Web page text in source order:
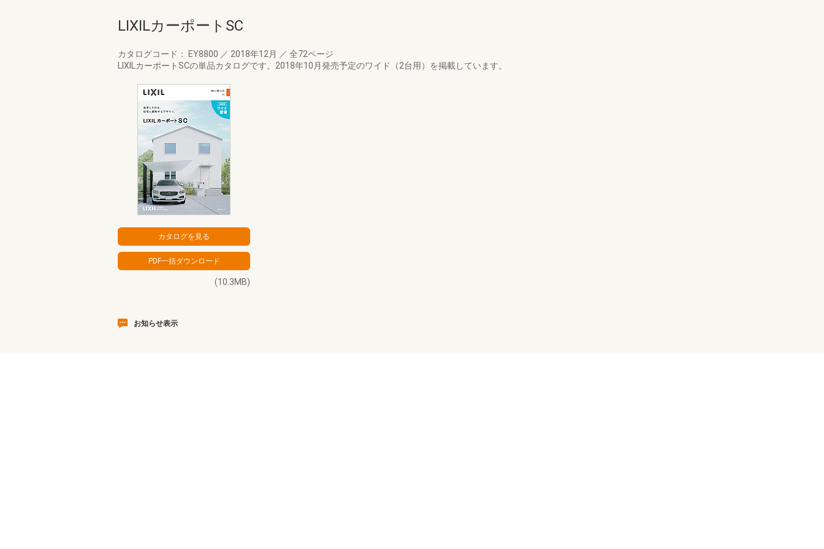
LIXILカーポートSC
カタログコード： EY8800 ／ 2018年12月 ／ 全72ページ
LIXILカーポートSCの単品カタログです。2018年10月発売予定のワイド（2台用）を掲載しています。
(10.3MB)
お知らせ表示